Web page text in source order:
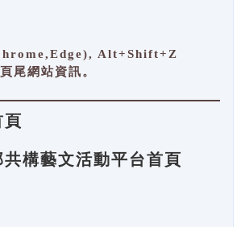
Alt+Shift+Z
尾網站資訊。
頁
構藝文活動平台首頁